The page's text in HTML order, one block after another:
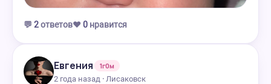
💬 2ответов❤️ 0 нравится
Евгения
1г0м
2 года назад · Лисаковск